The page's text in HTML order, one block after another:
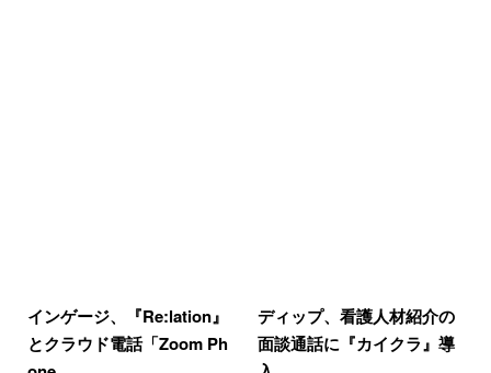
インゲージ、『Re:lation』
とクラウド電話「Zoom Ph
ディップ、看護人材紹介の
面談通話に『カイクラ』導